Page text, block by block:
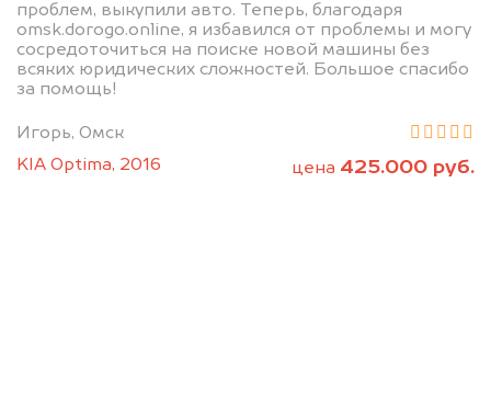
проблем, выкупили авто. Теперь, благодаря
omsk.dorogo.online, я избавился от проблемы и могу
сосредоточиться на поиске новой машины без
всяких юридических сложностей. Большое спасибо
за помощь!
Игорь, Омск
KIA Optima, 2016
цена 425.000 руб.
Мы консультируем
абсолютно